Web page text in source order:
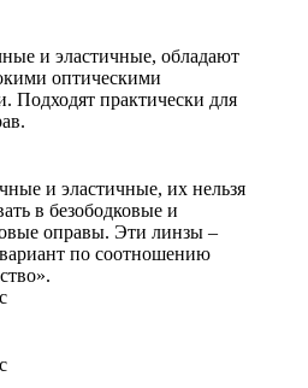
и эластичные, обладают
оптическими
Подходят практически для
и эластичные, их нельзя
в безободковые и
оправы. Эти линзы –
по соотношению